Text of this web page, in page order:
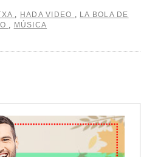
, HADA VIDEO , LA BOLA DE
, MÚSICA